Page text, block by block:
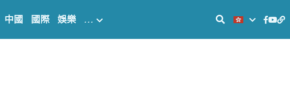
中國 國際 娛樂 …